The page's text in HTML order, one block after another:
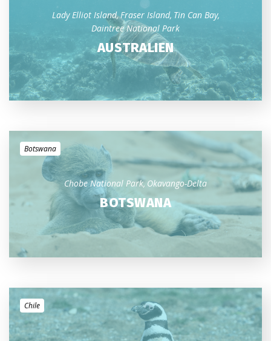
Lady Elliot Island Fraser Island Tin Can Bay
Daintree National Park
AUSTRALIEN
Botswana
Chobe National Park Okavango-Delta
BOTSWANA
Chile